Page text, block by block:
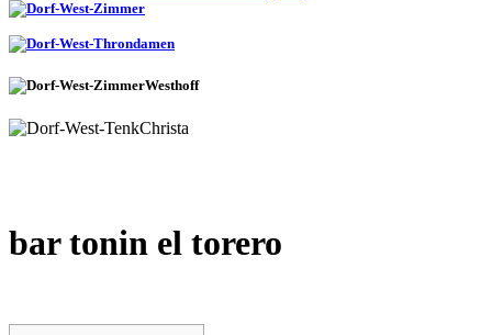
bar tonin el torero